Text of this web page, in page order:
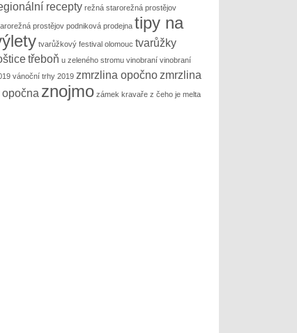
recepty režná starorežná prostějov
prostějov podniková prodejna tipy na
tvarůžkový festival olomouc tvarůžky
třeboň u zeleného stromu vinobraní vinobraní
vánoční trhy 2019 zmrzlina opočno zmrzlina
opočna znojmo zámek kravaře z čeho je melta